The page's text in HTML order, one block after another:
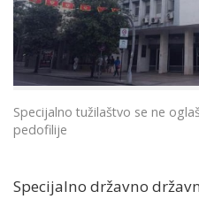
Specijalno tužilaštvo se ne
pedofilije
Specijalno državno